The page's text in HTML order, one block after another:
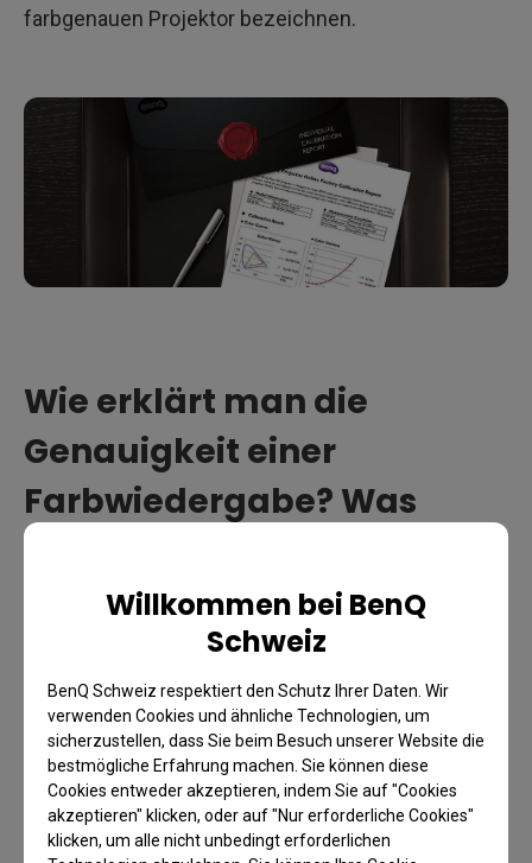
Willkommen bei BenQ
Schweiz
BenQ Schweiz respektiert den Schutz Ihrer Daten. Wir
verwenden Cookies und ähnliche Technologien, um
sicherzustellen, dass Sie beim Besuch unserer Website die
bestmögliche Erfahrung machen. Sie können diese
Cookies entweder akzeptieren, indem Sie auf "Cookies
akzeptieren" klicken, oder auf "Nur erforderliche Cookies"
klicken, um alle nicht unbedingt erforderlichen
farbgenauen Projektor bezeichnen.
Wie erklärt man die
Genauigkeit einer
Farbwiedergabe? Was
Wie genau die Farben deines Projektors wirklich
sind, lässt sich oft schwer in bloßen Worten
Farbunterschiedbeschrieben – also die
Abweichung zwischen dem projizierten Bild deines
Beamers und einer standardisierten Version der
geprüften Farbe.